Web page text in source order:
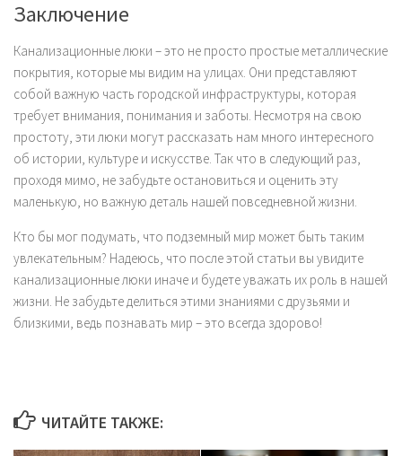
Заключение
Канализационные люки – это не просто простые металлические
покрытия, которые мы видим на улицах. Они представляют
собой важную часть городской инфраструктуры, которая
требует внимания, понимания и заботы. Несмотря на свою
простоту, эти люки могут рассказать нам много интересного
об истории, культуре и искусстве. Так что в следующий раз,
проходя мимо, не забудьте остановиться и оценить эту
маленькую, но важную деталь нашей повседневной жизни.
Кто бы мог подумать, что подземный мир может быть таким
увлекательным? Надеюсь, что после этой статьи вы увидите
канализационные люки иначе и будете уважать их роль в нашей
жизни. Не забудьте делиться этими знаниями с друзьями и
близкими, ведь познавать мир – это всегда здорово!
ЧИТАЙТЕ ТАКЖЕ: